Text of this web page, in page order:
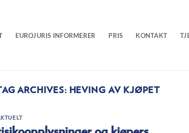
EUROJURIS INFORMERER PRIS KONTAKT
ARCHIVES: HEVING AV KJØPET